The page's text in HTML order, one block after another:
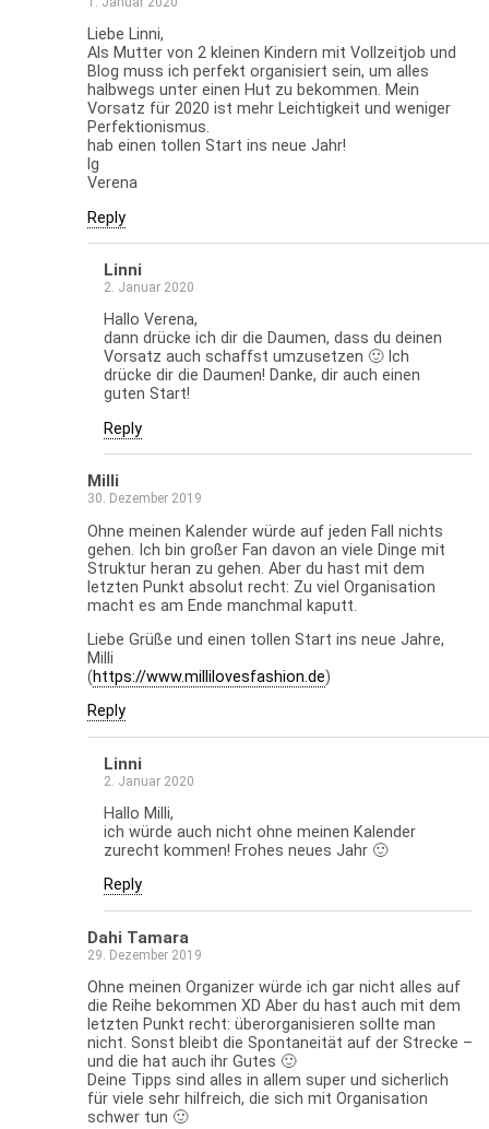
Liebe Linni,
Als Mutter von 2 kleinen Kindern mit Vollzeitjob und
Blog muss ich perfekt organisiert sein, um alles
halbwegs unter einen Hut zu bekommen. Mein
Vorsatz für 2020 ist mehr Leichtigkeit und weniger
Perfektionismus.
hab einen tollen Start ins neue Jahr!
lg
Verena
Reply
Linni
2. Januar 2020
Hallo Verena,
dann drücke ich dir die Daumen, dass du deinen
Vorsatz auch schaffst umzusetzen 🙂 Ich
drücke dir die Daumen! Danke, dir auch einen
guten Start!
Reply
Milli
30. Dezember 2019
Ohne meinen Kalender würde auf jeden Fall nichts
gehen. Ich bin großer Fan davon an viele Dinge mit
Struktur heran zu gehen. Aber du hast mit dem
letzten Punkt absolut recht: Zu viel Organisation
macht es am Ende manchmal kaputt.
Liebe Grüße und einen tollen Start ins neue Jahre,
Milli
(https://www.millilovesfashion.de)
Reply
Linni
2. Januar 2020
Hallo Milli,
ich würde auch nicht ohne meinen Kalender
zurecht kommen! Frohes neues Jahr 🙂
Reply
Dahi Tamara
29. Dezember 2019
Ohne meinen Organizer würde ich gar nicht alles auf
die Reihe bekommen XD Aber du hast auch mit dem
letzten Punkt recht: überorganisieren sollte man
nicht. Sonst bleibt die Spontaneität auf der Strecke –
und die hat auch ihr Gutes 🙂
Deine Tipps sind alles in allem super und sicherlich
für viele sehr hilfreich, die sich mit Organisation
schwer tun 🙂